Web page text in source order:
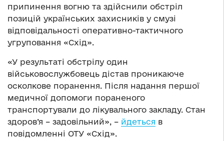
припинення вогню та здійснили обстріл
позицій українських захисників у смузі
відповідальності оперативно-тактичного
угруповання «Схід».
«У результаті обстрілу один
військовослужбовець дістав проникаюче
осколкове поранення. Після надання першої
медичної допомоги пораненого
транспортували до лікувального закладу. Стан
здоров’я – задовільний», – йдеться в
повідомленні ОТУ «Схід».